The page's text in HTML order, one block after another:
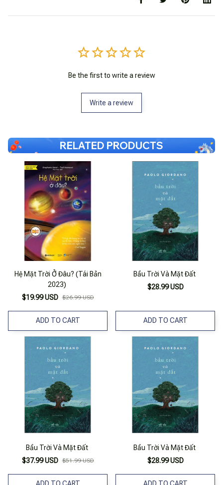
Be the first to write a review
Write a review
RELATED PRODUCTS
Hệ Mặt Trời Ở Đâu? (Tái Bản
2023)
$19.99 USD $26.99 USD
ADD TO CART
Bầu Trời Và Mặt Đất
$28.99 USD
ADD TO CART
Bầu Trời Và Mặt Đất
$37.99 USD $51.99 USD
Bầu Trời Và Mặt Đất
$28.99 USD